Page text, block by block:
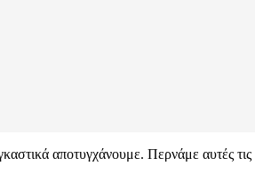
αποτυγχάνουμε. Περνάμε αυτές